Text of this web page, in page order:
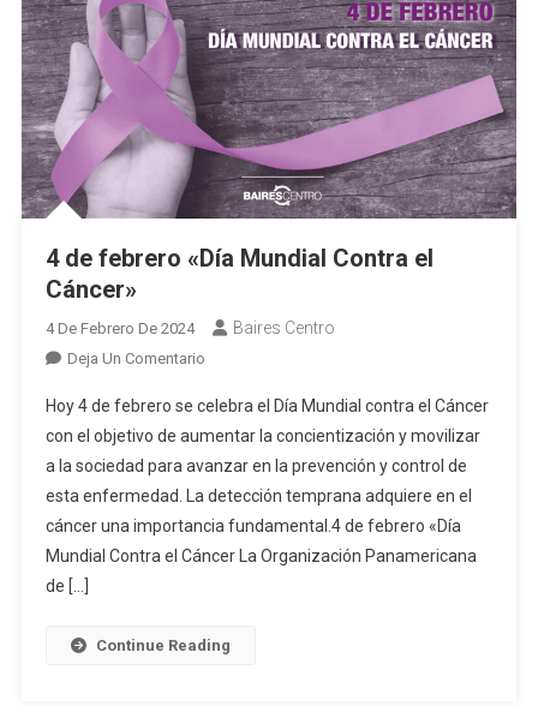
4 de febrero «Día Mundial Contra el
Cáncer»
4 De Febrero De 2024 Baires Centro
Deja Un ComentarioEn
De
Febrero
«Día
Mundial
Contra
El
Hoy 4 de febrero se celebra el Día Mundial contra el Cáncer
con el objetivo de aumentar la concientización y movilizar
a la sociedad para avanzar en la prevención y control de
esta enfermedad. La detección temprana adquiere en el
cáncer una importancia fundamental.4 de febrero «Día
Mundial Contra el Cáncer La Organización Panamericana
de […]
Continue Reading